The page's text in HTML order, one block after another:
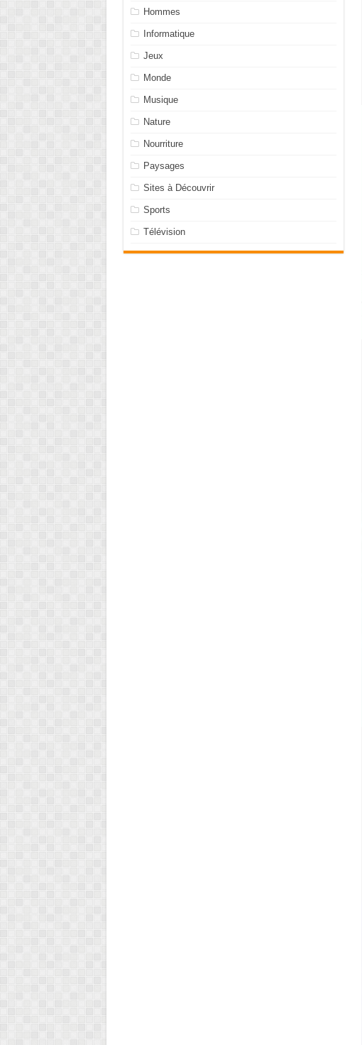
Hommes
Informatique
Jeux
Monde
Musique
Nature
Nourriture
Paysages
Sites à Découvrir
Sports
Télévision